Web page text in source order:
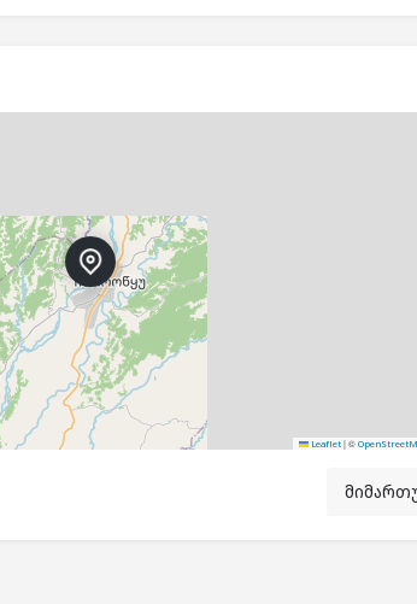
Leaflet |©